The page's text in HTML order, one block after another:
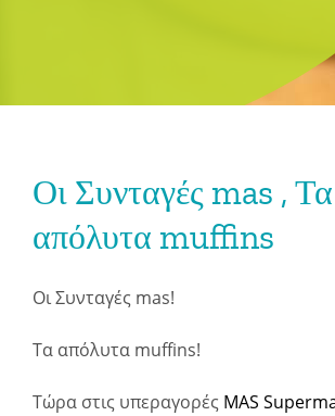
Οι Συνταγές mas , Τα
απόλυτα muffins
Οι Συνταγές mas!
Τα απόλυτα muffins!
Τώρα στις υπεραγορές MAS